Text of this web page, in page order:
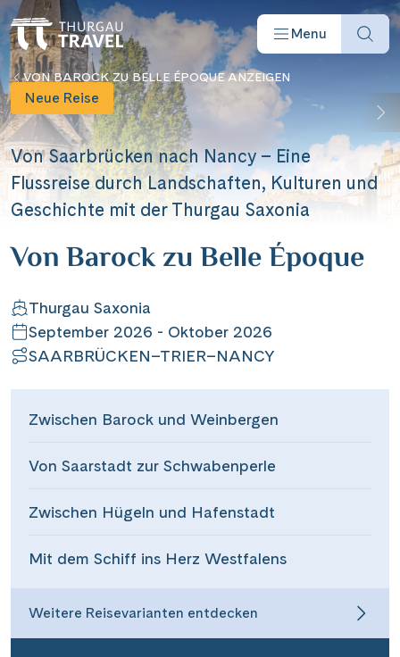
Menu
Reisearten
Reiseziele
Angebote
Schiffe
Informationen
Newsletter
Reisekataloge
VON BAROCK ZU BELLE ÉPOQUE ANZEIGEN
Neue Reise
Von Saarbrücken nach Nancy – Eine
Flussreise durch Landschaften, Kulturen und
Geschichte mit der Thurgau Saxonia
Von Barock zu Belle Époque
Thurgau Saxonia
September 2026 - Oktober 2026
SAARBRÜCKEN–TRIER–NANCY
Zwischen Barock und Weinbergen
Von Saarstadt zur Schwabenperle
Zwischen Hügeln und Hafenstadt
Mit dem Schiff ins Herz Westfalens
Weitere Reisevarianten entdecken